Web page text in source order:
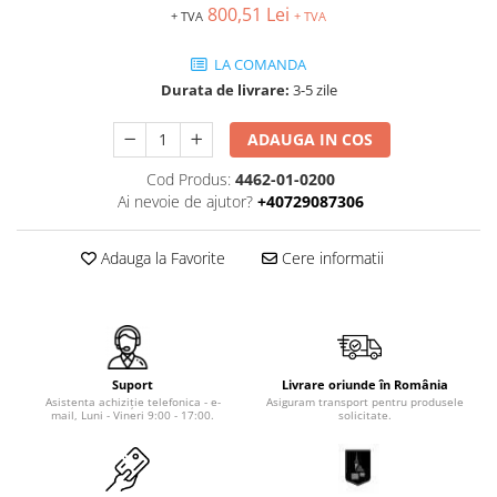
Dulap substante chimice
Platforme de lucru
Spray-uri tehnice
Piese de schimb
Piese stivuitor
Role si roti pentru lize
Scaune pentru utilaje și stivuitoare
Masini unelte
Cupa Stivuitor
Cupă cu acționare mecanică
Cupă cu acționare hidraulică
Sisteme de ridicare
Chingi de ridicare
Cheie tachelaj
Containere basculante
Tip 4A - cu deblocare automată
Tip AK - sistem abroll
Tip EXPO - basculare prin rulare
Tip BKM - basculare prin rulare
Liqui Moly 5w40
Aditiv Liqui Moly
Sprayuri tehnice Liqui Moly
+ TVA 800,51 Lei + TVA
LA COMANDA
Durata de livrare: 3-5 zile
ADAUGA IN COS
Cod Produs: 4462-01-0200
Ai nevoie de ajutor? +40729087306
Adauga la Favorite Cere informatii
Suport
Asistenta achiziție telefonica - e-
mail, Luni - Vineri 9:00 - 17:00.
Livrare oriunde în România
Asiguram transport pentru produsele
solicitate.